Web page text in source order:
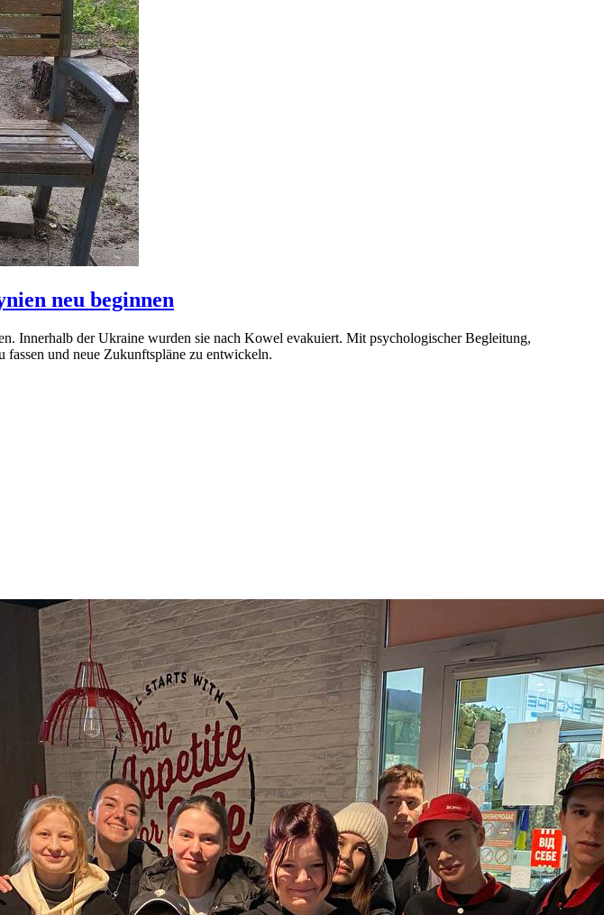
neu beginnen
Innerhalb der Ukraine wurden sie nach Kowel evakuiert. Mit psychologischer Begleitung,
und neue Zukunftspläne zu entwickeln.